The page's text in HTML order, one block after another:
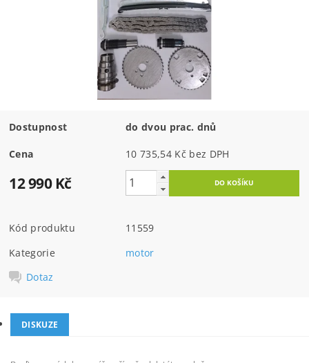
Dostupnost do dvou prac. dnů
Cena 10 735,54 Kč bez DPH
12 990 Kč
Kód produktu
11559
Kategorie
motor
Dotaz
DISKUZE